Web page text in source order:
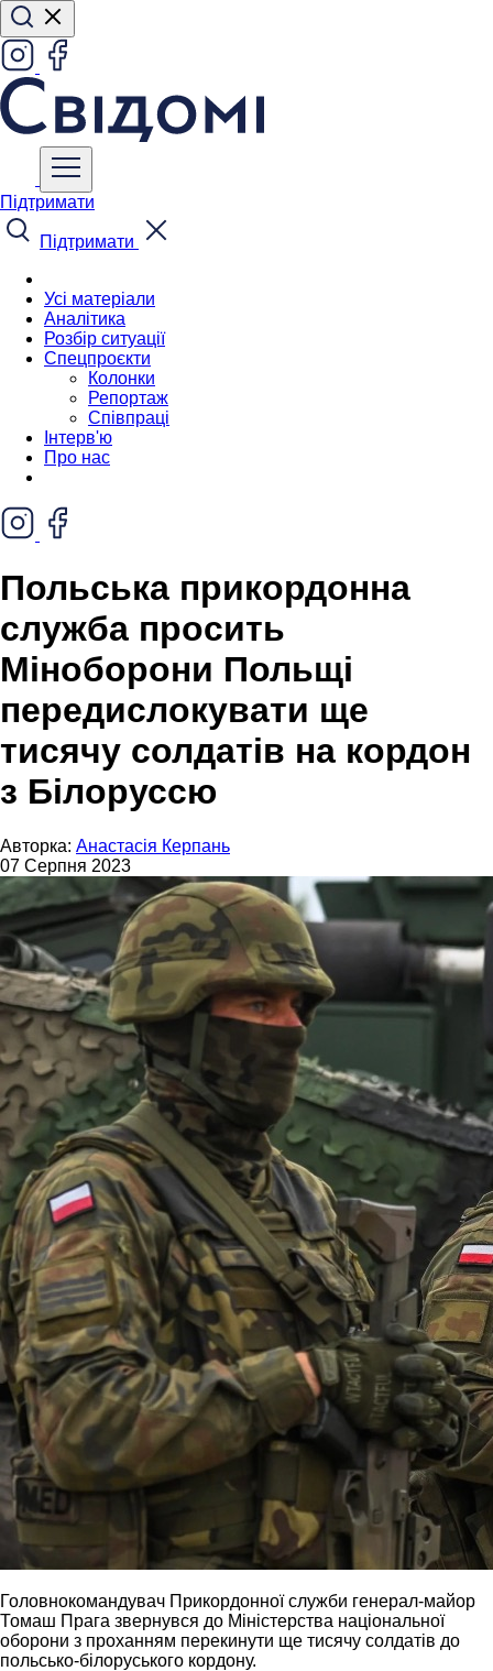
Підтримати
Підтримати
Усі матеріали
Аналітика
Розбір ситуації
Спецпроєкти
Колонки
Репортаж
Співпраці
Інтерв'ю
Про нас
Польська прикордонна
служба просить
Міноборони Польщі
передислокувати ще
тисячу солдатів на кордон
з Білоруссю
Авторка: Анастасія Керпань
07 Серпня 2023
Головнокомандувач Прикордонної служби генерал-майор
Томаш Прага звернувся до Міністерства національної
оборони з проханням перекинути ще тисячу солдатів до
польсько-білоруського кордону.